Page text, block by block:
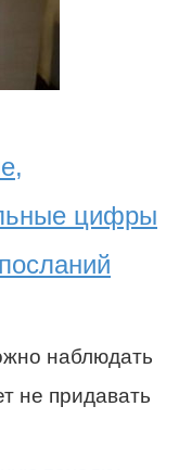
цифры
наблюдать
не придавать